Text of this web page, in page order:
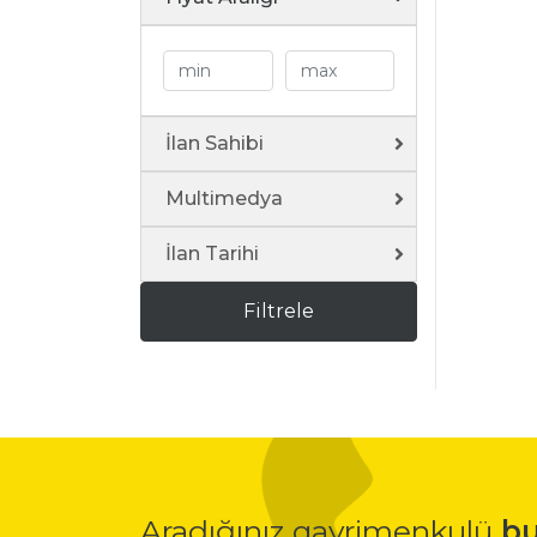
İlan Sahibi
Multimedya
İlan Tarihi
Filtrele